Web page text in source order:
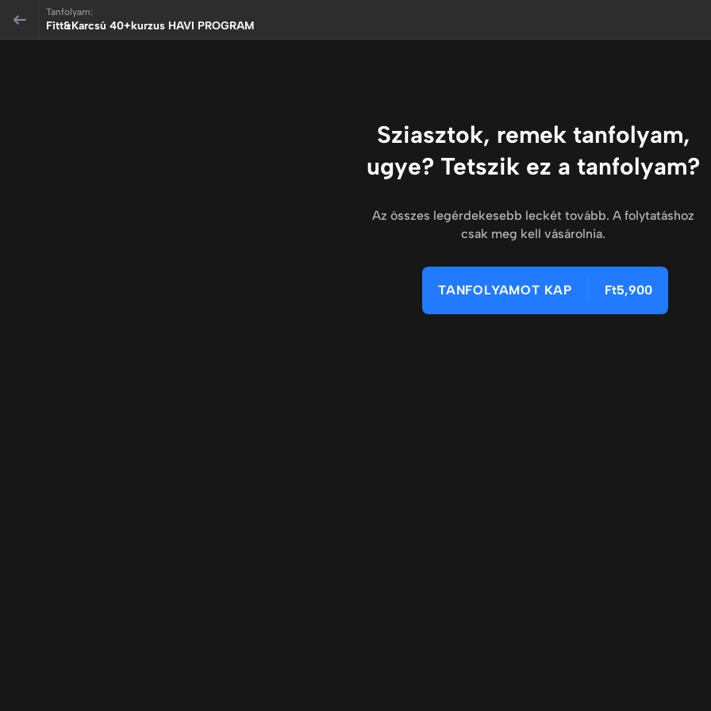
Tanfolyam:
Fitt&Karcsú 40+kurzus HAVI PROGRAM
Sziasztok, remek tanfolyam,
ugye? Tetszik ez a tanfolyam?
Az összes legérdekesebb leckét tovább. A folytatáshoz
csak meg kell vásárolnia.
TANFOLYAMOT KAP Ft5,900